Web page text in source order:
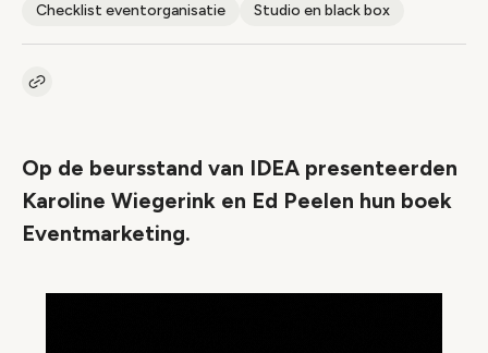
Checklist eventorganisatie
Studio en black box
Kopieer link naar artikel
Op de beursstand van IDEA presenteerden
Karoline Wiegerink en Ed Peelen hun boek
Eventmarketing.